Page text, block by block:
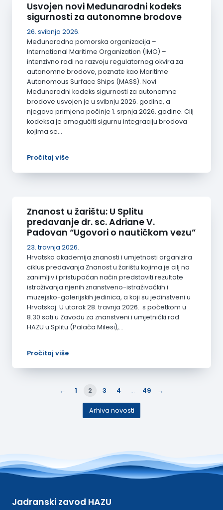
Usvojen novi Međunarodni kodeks
sigurnosti za autonomne brodove
26. svibnja 2026.
Međunarodna pomorska organizacija –
International Maritime Organization (IMO) –
intenzivno radi na razvoju regulatornog okvira za
autonomne brodove, poznate kao Maritime
Autonomous Surface Ships (MASS). Novi
Međunarodni kodeks sigurnosti za autonomne
brodove usvojen je u svibnju 2026. godine, a
njegova primjena počinje 1. srpnja 2026. godine. Cilj
kodeksa je omogućiti sigurnu integraciju brodova
kojima se…
Pročitaj više
Znanost u žarištu: U Splitu
predavanje dr. sc. Adriane V.
Padovan “Ugovori o nautičkom vezu”
23. travnja 2026.
Hrvatska akademija znanosti i umjetnosti organizira
ciklus predavanja Znanost u žarištu kojima je cilj na
zanimljiv i pristupačan način predstaviti rezultate
istraživanja njenih znanstveno-istraživačkih i
muzejsko-galerijskih jedinica, a koji su jedinstveni u
Hrvatskoj. U utorak 28. travnja 2026. s početkom u
8.30 sati u Zavodu za znanstveni i umjetnički rad
HAZU u Splitu (Palača Milesi),…
Pročitaj više
← 1 2 3 4 … 49 →
Arhiva novosti
Jadranski zavod HAZU